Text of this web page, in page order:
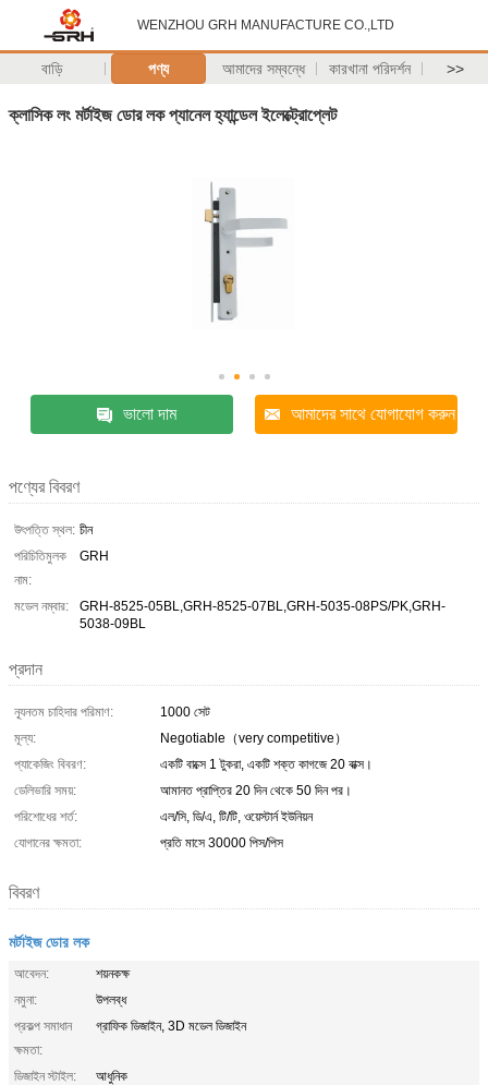
WENZHOU GRH MANUFACTURE CO.,LTD
বাড়ি পণ্য আমাদের সম্বন্ধে কারখানা পরিদর্শন >>
ক্লাসিক লং মর্টাইজ ডোর লক প্যানেল হ্যান্ডেল ইলেক্ট্রোপ্লেট
ভালো দাম আমাদের সাথে যোগাযোগ করুন
পণ্যের বিবরণ
উৎপত্তি স্থল: চীন
পরিচিতিমুলক
নাম:
GRH
মডেল নম্বার:
GRH-8525-05BL,GRH-8525-07BL,GRH-5035-08PS/PK,GRH-
5038-09BL
প্রদান
ন্যূনতম চাহিদার পরিমাণ:
1000 সেট
মূল্য:
Negotiable（very competitive）
প্যাকেজিং বিবরণ:
একটি বাক্সে 1 টুকরা, একটি শক্ত কাগজে 20 বাক্স।
ডেলিভারি সময়:
আমানত প্রাপ্তির 20 দিন থেকে 50 দিন পর।
পরিশোধের শর্ত:
এল/সি, ডি/এ, টি/টি, ওয়েস্টার্ন ইউনিয়ন
যোগানের ক্ষমতা:
প্রতি মাসে 30000 পিস/পিস
বিবরণ
মর্টাইজ ডোর লক
আবেদন:
শয়নকক্ষ
নমুনা:
উপলব্ধ
প্রকল্প সমাধান
ক্ষমতা:
গ্রাফিক ডিজাইন, 3D মডেল ডিজাইন
ডিজাইন স্টাইল:
আধুনিক